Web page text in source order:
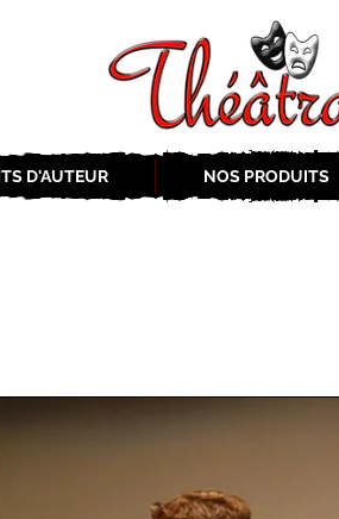
D'AUTEUR NOS PRODUITS